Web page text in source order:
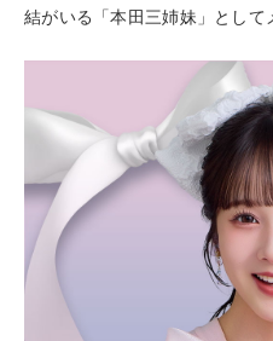
結がいる「本田三姉妹」として